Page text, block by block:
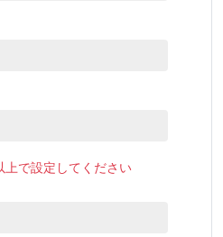
で設定してください